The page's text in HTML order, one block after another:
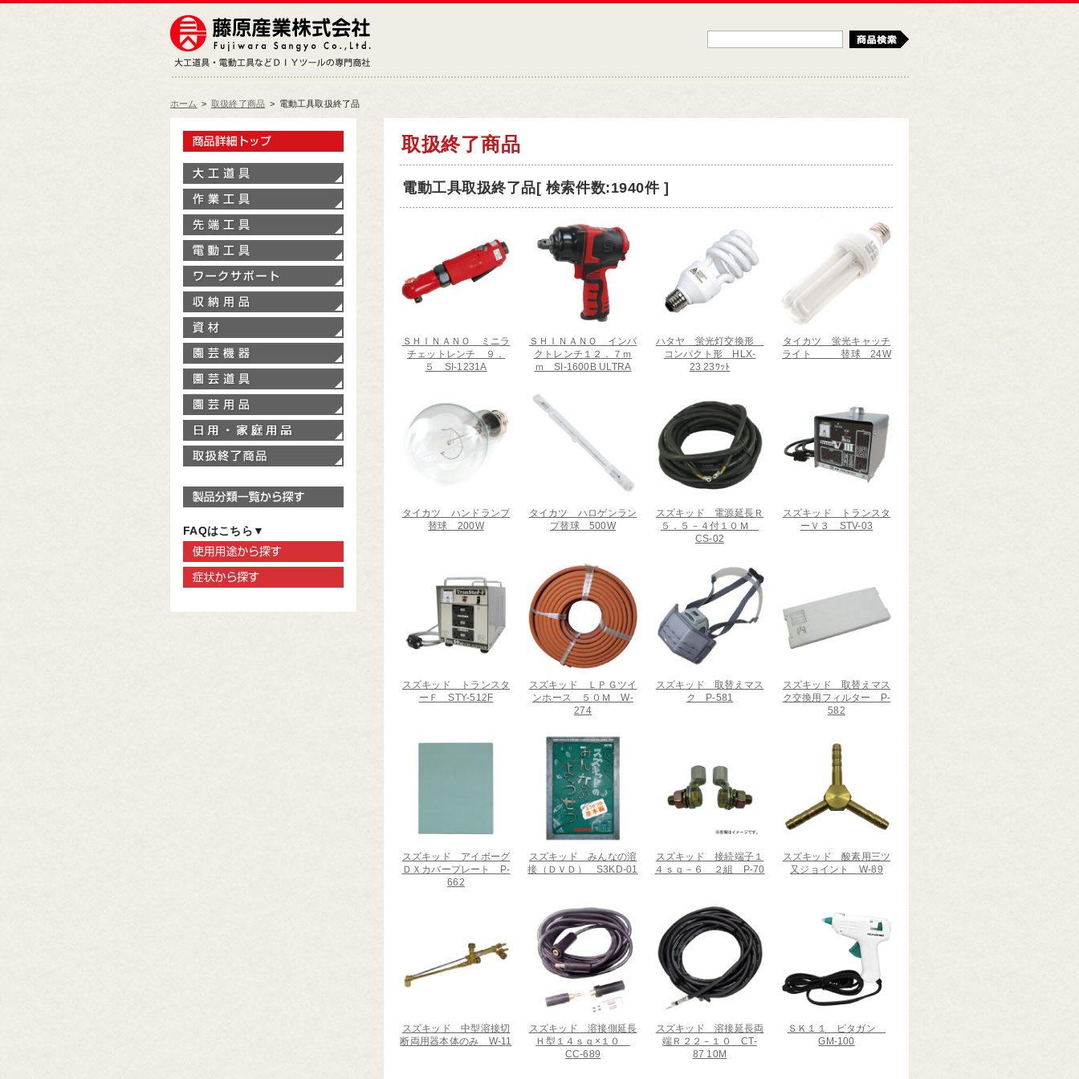
ホーム > 取扱終了商品 > 電動工具取扱終了品
取扱終了商品
電動工具取扱終了品[ 検索件数:1940件 ]
ＳＨＩＮＡＮＯ ミニラ
チェットレンチ ９．
５ SI-1231A
ＳＨＩＮＡＮＯ インパ
クトレンチ１２．７ｍ
ｍ SI-1600B ULTRA
ハタヤ 蛍光灯交換形
コンパクト形 HLX-
23 23ﾜｯﾄ
タイカツ 蛍光キャッチ
ライト 替球 24W
タイカツ ハンドランプ
替球 200W
タイカツ ハロゲンラン
プ替球 500W
スズキッド 電源延長Ｒ
５．５－４付１０Ｍ
CS-02
スズキッド トランスタ
ーＶ３ STV-03
スズキッド トランスタ
ーＦ STY-512F
スズキッド ＬＰＧツイ
ンホース ５０Ｍ W-
274
スズキッド 取替えマス
ク P-581
スズキッド 取替えマス
ク交換用フィルター P-
582
スズキッド アイボーグ
ＤＸカバープレート P-
662
スズキッド みんなの溶
接（ＤＶＤ） S3KD-01
スズキッド 接続端子１
４ｓｑ－６ ２組 P-70
スズキッド 酸素用三ツ
又ジョイント W-89
スズキッド 中型溶接切
断両用器本体のみ W-11
スズキッド 溶接側延長
Ｈ型１４ｓｑ×１０
CC-689
スズキッド 溶接延長両
端Ｒ２２－１０ CT-
87 10M
ＳＫ１１ ピタガン
GM-100
製品情報トップ
FAQはこちら▼